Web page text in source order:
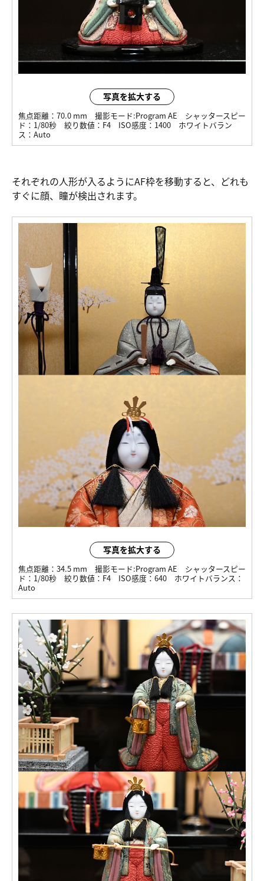
写真を拡大する
焦点距離： 70.0 mm 撮影モード:Program AE
シャッタースピー
ド： 1/80秒 絞り数値： F4 ISO感度： 1400
ホワイトバラン
ス： Auto
それぞれの人形が入るようにAF枠を移動すると、どれも
すぐに顔、瞳が検出されます。
写真を拡大する
焦点距離： 34.5 mm 撮影モード:Program AE
シャッタースピー
ド： 1/80秒 絞り数値： F4 ISO感度： 640
ホワイトバランス：
Auto